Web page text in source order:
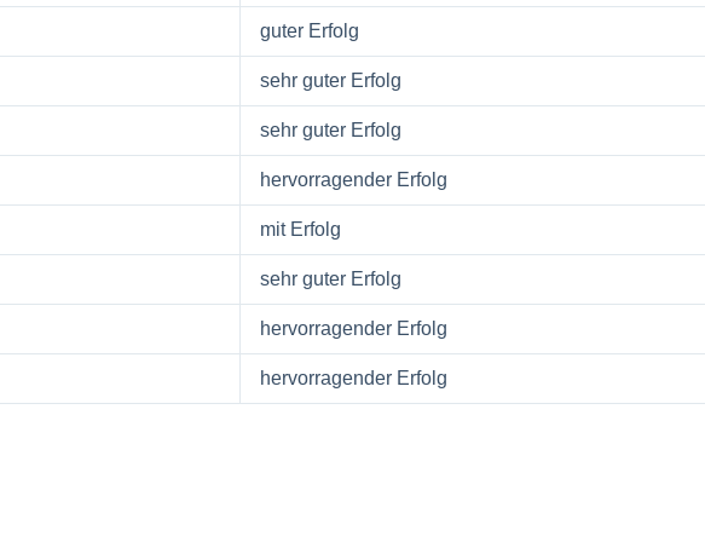
guter Erfolg
sehr guter Erfolg
sehr guter Erfolg
hervorragender Erfolg
mit Erfolg
sehr guter Erfolg
hervorragender Erfolg
hervorragender Erfolg